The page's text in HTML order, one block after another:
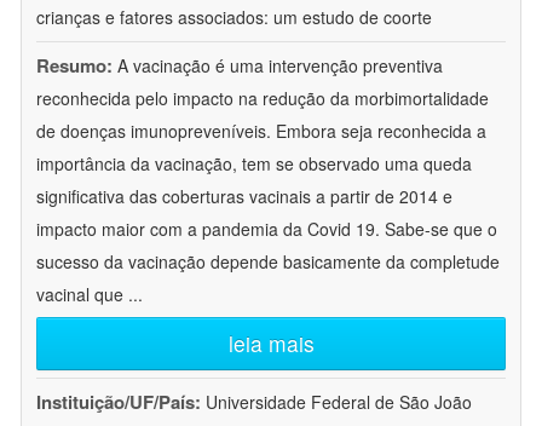
crianças e fatores associados: um estudo de coorte
Resumo: A vacinação é uma intervenção preventiva
reconhecida pelo impacto na redução da morbimortalidade
de doenças imunopreveníveis. Embora seja reconhecida a
importância da vacinação, tem se observado uma queda
significativa das coberturas vacinais a partir de 2014 e
impacto maior com a pandemia da Covid 19. Sabe-se que o
sucesso da vacinação depende basicamente da completude
vacinal que ...
leia mais
Instituição/UF/País: Universidade Federal de São João